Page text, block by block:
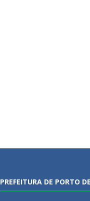
PREFEITURA DE PORTO